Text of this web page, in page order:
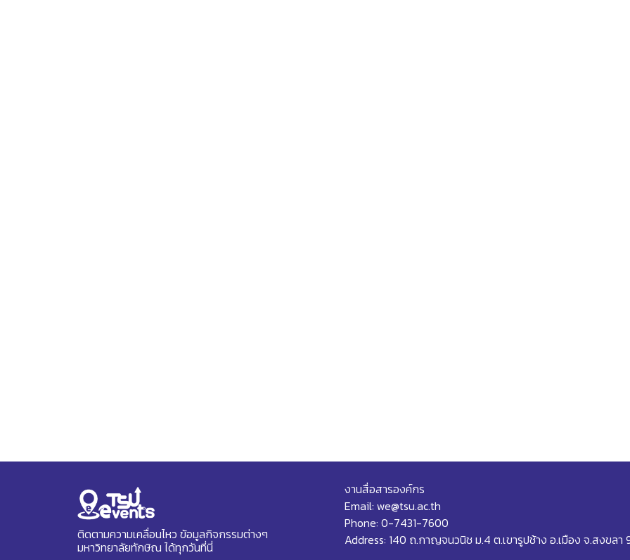
ติดตามความเคลื่อนไหว ข้อมูลกิจกรรมต่างๆ
มหาวิทยาลัยทักษิณ ได้ทุกวันที่นี่
งานสื่อสารองค์กร
Email: we@tsu.ac.th
Phone: 0-7431-7600
Address: 140 ถ.กาญจนวนิช ม.4 ต.เขารูปช้าง อ.เมือง จ.สงขล